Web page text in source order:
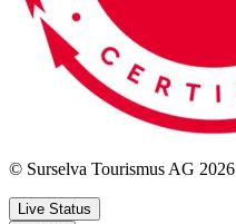
© Surselva Tourismus AG 2026
Live Status